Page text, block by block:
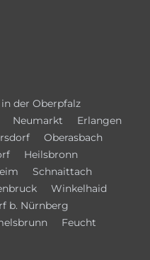
der Oberpfalz
Neumarkt
Erlangen
Oberasbach
Heilsbronn
Schnaittach
Winkelhaid
b. Nürnberg
Feucht